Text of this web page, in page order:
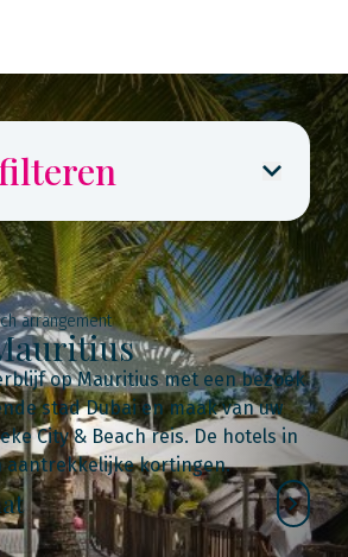
arrangement
op Mauritius met een bezoek
stad Dubai en maak van uw
City & Beach reis. De hotels in
aantrekkelijke kortingen.